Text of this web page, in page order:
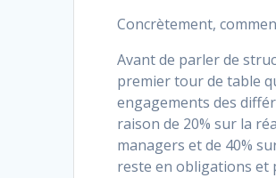
Concrètement,
Avant de parler de
premier tour de table
engagements des
raison de 20% sur la
managers et de 40%
reste en obligations et